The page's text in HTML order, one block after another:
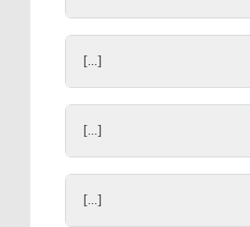
[...]
[...]
[...]